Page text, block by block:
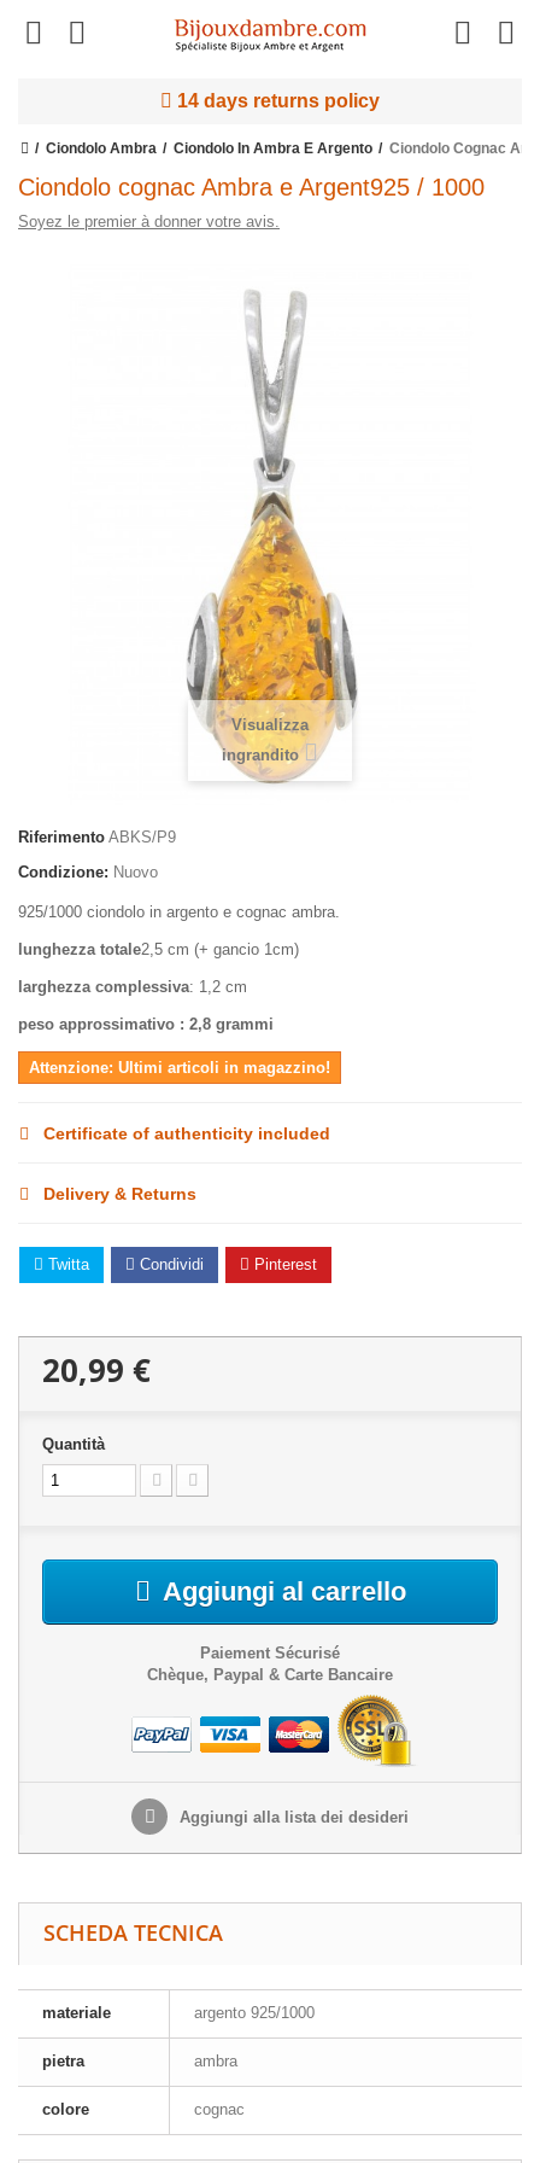
14 days returns policy
Ciondolo Ambra Ciondolo In Ambra E Argento Ciondolo Cognac
Ciondolo cognac Ambra e Argent925 / 1000
Soyez le premier à donner votre avis.
Visualizza
ingrandito
Riferimento ABKS/P9
Condizione: Nuovo
925/1000 ciondolo in argento e cognac ambra.
lunghezza totale2,5 cm (+ gancio 1cm)
larghezza complessiva: 1,2 cm
peso approssimativo : 2,8 grammi
Attenzione: Ultimi articoli in magazzino!
Certificate of authenticity included
Delivery & Returns
Twitta Condividi Pinterest
20,99 €
Quantità
Aggiungi al carrello
Paiement Sécurisé
Chèque, Paypal & Carte Bancaire
Aggiungi alla lista dei desideri
SCHEDA TECNICA
materiale argento 925/1000
pietra ambra
colore cognac